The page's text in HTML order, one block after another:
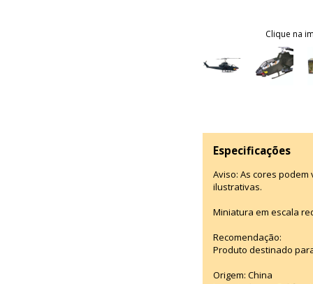
Clique na
Especificações
Aviso: As cores
ilustrativas.
Miniatura em escala
Recomendação:
Produto destinado
Origem: China